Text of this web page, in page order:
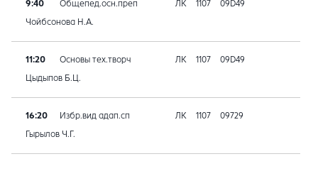
9:40 Общепед.осн.преп ЛК 1107 09D49
Чойбсонова Н.А.
11:20 Основы тех.творч ЛК 1107 09D49
Цыдыпов Б.Ц.
16:20 Избр.вид адап.сп ЛК 1107 09729
Гырылов Ч.Г.